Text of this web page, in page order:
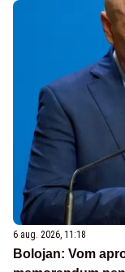
6 aug. 2026, 11:18
Bolojan: Vom